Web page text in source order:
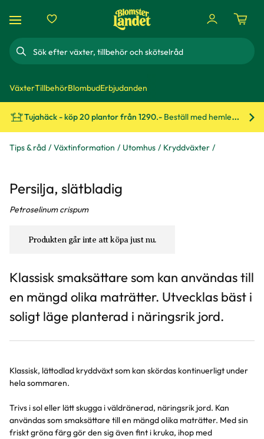
Sök
VäxterTillbehörBlombudErbjudanden
Tujahäck - köp 20 plantor från 1290.- Beställ med hemleverans!
Tips & råd Växtinformation Utomhus Kryddväxter
Persilja, slätbladig
Petroselinum crispum
Produkten går inte att köpa just nu.
Klassisk smaksättare som kan användas till
en mängd olika maträtter. Utvecklas bäst i
soligt läge planterad i näringsrik jord.
Klassisk, lättodlad kryddväxt som kan skördas kontinuerligt under
hela sommaren.
Trivs i sol eller lätt skugga i väldränerad, näringsrik jord. Kan
användas som smaksättare till en mängd olika maträtter. Med sin
friskt gröna färg gör den sig även fint i kruka, ihop med